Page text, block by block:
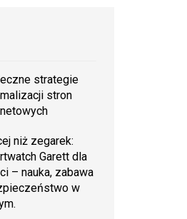
strategie
stron
niż zegarek:
Garett dla
– nauka, zabawa
w